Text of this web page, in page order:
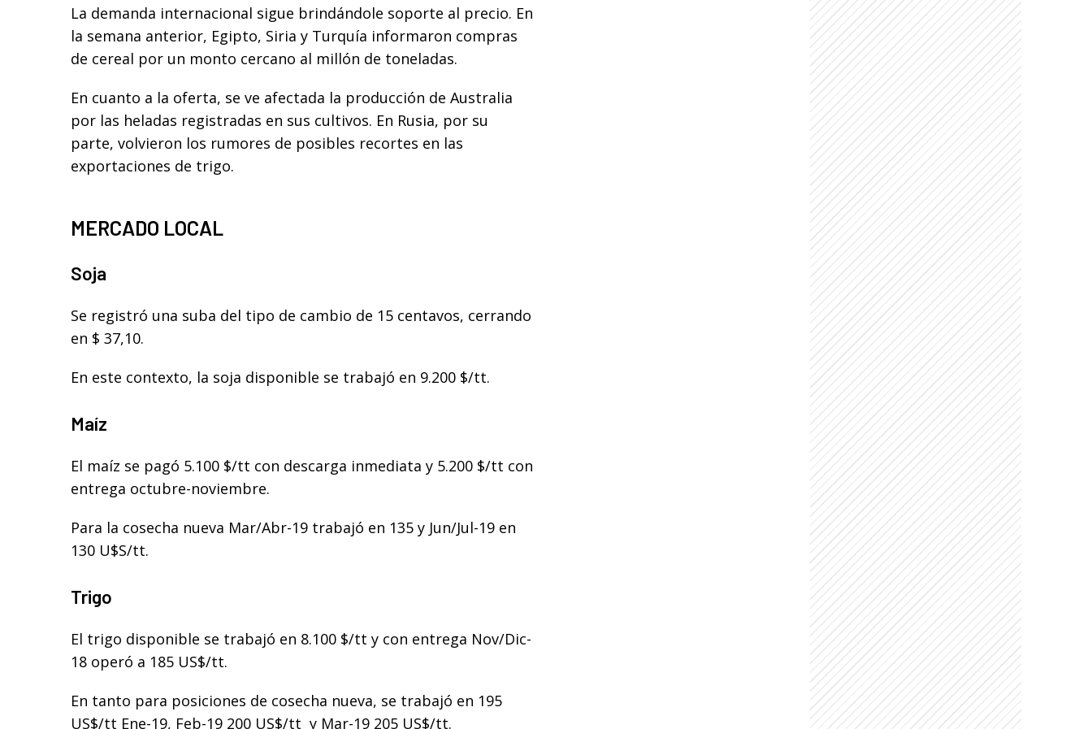
La demanda internacional sigue brindándole soporte al precio. En
la semana anterior, Egipto, Siria y Turquía informaron compras
de cereal por un monto cercano al millón de toneladas.
En cuanto a la oferta, se ve afectada la producción de Australia
por las heladas registradas en sus cultivos. En Rusia, por su
parte, volvieron los rumores de posibles recortes en las
exportaciones de trigo.
MERCADO LOCAL
Soja
Se registró una suba del tipo de cambio de 15 centavos, cerrando
en $ 37,10.
En este contexto, la soja disponible se trabajó en 9.200 $/tt.
Maíz
El maíz se pagó 5.100 $/tt con descarga inmediata y 5.200 $/tt con
entrega octubre-noviembre.
Para la cosecha nueva Mar/Abr-19 trabajó en 135 y Jun/Jul-19 en
130 U$S/tt.
Trigo
El trigo disponible se trabajó en 8.100 $/tt y con entrega Nov/Dic-
18 operó a 185 US$/tt.
En tanto para posiciones de cosecha nueva, se trabajó en 195
US$/tt Ene-19, Feb-19 200 US$/tt y Mar-19 205 US$/tt.